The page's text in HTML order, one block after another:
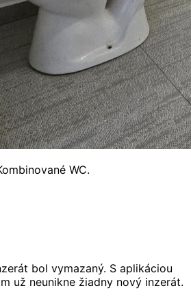
WC.
bol vymazaný. S aplikáciou
už neunikne žiadny nový inzerát.